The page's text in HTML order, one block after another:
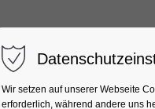
Wir setzen auf unserer Webseite
erforderlich, während andere uns